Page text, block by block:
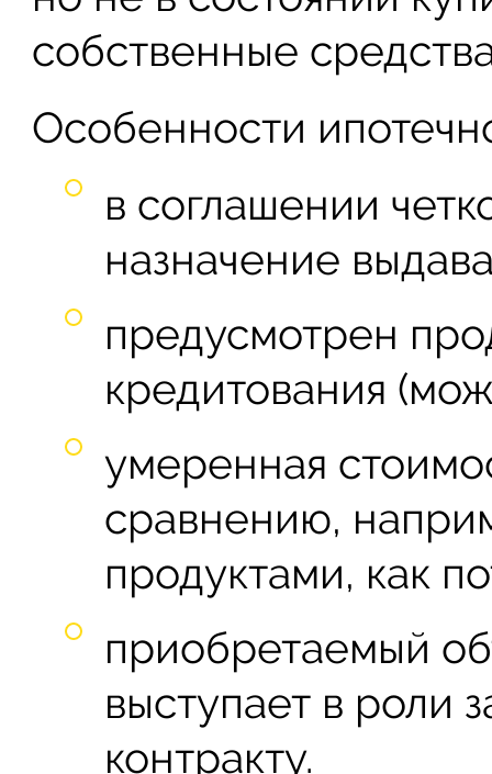
собственные
Особенности
в соглашении
назначение
предусмотрен
кредитования
умеренная
сравнению,
продуктами, как
приобретаемый
выступает в роли
контракту.